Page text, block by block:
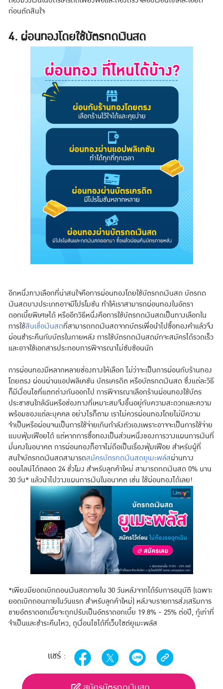
ก่อนตัดสินใจ
4. ผ่อนทองโดยใช้บัตรกดเงินสด
อีกหนึ่งทางเลือกที่น่าสนใจคือการผ่อนทองโดยใช้บัตรกดเงินสด บัตรกด
เงินสดบางประเภทอาจมีโปรโมชัน ทำให้เราสามารถผ่อนทองในอัตรา
ดอกเบี้ยพิเศษได้ หรืออีกวิธีหนึ่งคือการใช้บัตรกดเงินสดเป็นทางเลือกใน
การใช้สินเชื่อเงินสดที่สามารถกดเงินสดจากบัตรเพื่อนำไปซื้อทองคำแล้วจึง
ผ่อนชำระคืนกับบัตรในภายหลัง การใช้บัตรกดเงินสดมักจะสมัครได้รวดเร็ว
และอาจใช้เอกสารประกอบการพิจารณาไม่ซับซ้อนนัก
การผ่อนทองมีหลากหลายช่องทางให้เลือก ไม่ว่าจะเป็นการผ่อนกับร้านทอง
โดยตรง ผ่อนผ่านแอปพลิเคชัน บัตรเครดิต หรือบัตรกดเงินสด ซึ่งแต่ละวิธี
ก็มีเงื่อนไขที่แตกต่างกันออกไป การพิจารณาเลือกร้านผ่อนทองใช้บัตร
ประชาชนใกล้ฉันหรือช่องทางที่เหมาะสมจึงขึ้นอยู่กับความสะดวกและความ
พร้อมของแต่ละบุคคล อย่างไรก็ตาม เราไม่ควรผ่อนทองโดยไม่มีความ
จำเป็นหรือผ่อนจนเป็นการใช้จ่ายเกินกำลังตัวเองเพราะอาจจะเป็นการใช้จ่าย
แบบฟุ่มเฟือยได้ แต่หากการซื้อทองเป็นส่วนหนึ่งของการวางแผนการเงินที่
มั่นคงในอนาคต การผ่อนทองก็อาจไม่ถือเป็นเรื่องฟุ่มเฟือย สำหรับผู้ที่
สนใจบัตรกดเงินสดสามารถสมัครบัตรกดเงินสดยูเมะพลัสผ่านทาง
ออนไลน์ได้ตลอด 24 ชั่วโมง สำหรับลูกค้าใหม่ สามารถกดเงินสด 0% นาน
30 วัน* แล้วนำไปวางแผนการเงินในอนาคต เช่น ใช้ผ่อนทองได้เลย!
*เพียงมียอดเบิกถอนเงินสดภายใน 30 วันหลังจากได้รับการอนุมัติ (เฉพาะ
ยอดเบิกถอนภายในวันแรก สำหรับลูกค้าใหม่) หลังจบรายการส่งเสริมการ
ขายอัตราดอกเบี้ยจะถูกปรับเป็นอัตราดอกเบี้ย 19.8% - 25% ต่อปี, กู้เท่าที่
จำเป็นและชำระคืนไหว, ดูเงื่อนไขได้ที่เว็บไซต์ยูเมะพลัส
แชร์ :